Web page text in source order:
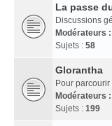
La passe
Discussions
Modérateurs :
Sujets : 58
Glorantha
Pour
Modérateurs :
Sujets : 199